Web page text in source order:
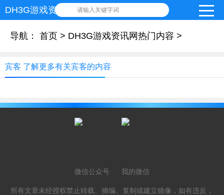
DH3G游戏资讯网 请输入关键字词
导航： 首页 > DH3G游戏资讯网热门内容 >
宾客 了解更多有关宾客的内容
微信公众号 我的微信
所有文章未经授权禁止转载、摘编、复制或建立镜像，如有违反，